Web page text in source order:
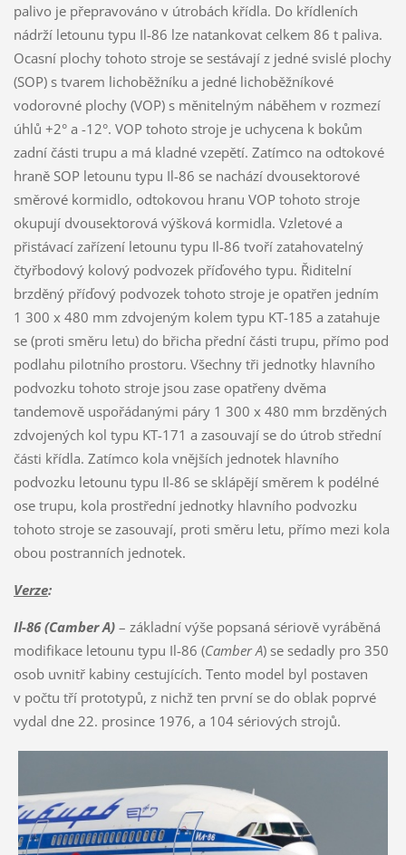
palivo je přepravováno v útrobách křídla. Do křídleních
nádrží letounu typu Il-86 lze natankovat celkem 86 t paliva.
Ocasní plochy tohoto stroje se sestávají z jedné svislé plochy
(SOP) s tvarem lichoběžníku a jedné lichoběžníkové
vodorovné plochy (VOP) s měnitelným náběhem v rozmezí
úhlů +2° a -12°. VOP tohoto stroje je uchycena k bokům
zadní části trupu a má kladné vzepětí. Zatímco na odtokové
hraně SOP letounu typu Il-86 se nachází dvousektorové
směrové kormidlo, odtokovou hranu VOP tohoto stroje
okupují dvousektorová výšková kormidla. Vzletové a
přistávací zařízení letounu typu Il-86 tvoří zatahovatelný
čtyřbodový kolový podvozek příďového typu. Řiditelní
brzděný příďový podvozek tohoto stroje je opatřen jedním
1 300 x 480 mm zdvojeným kolem typu KT-185 a zatahuje
se (proti směru letu) do břicha přední části trupu, přímo pod
podlahu pilotního prostoru. Všechny tři jednotky hlavního
podvozku tohoto stroje jsou zase opatřeny dvěma
tandemově uspořádanými páry 1 300 x 480 mm brzděných
zdvojených kol typu KT-171 a zasouvají se do útrob střední
části křídla. Zatímco kola vnějších jednotek hlavního
podvozku letounu typu Il-86 se sklápějí směrem k podélné
ose trupu, kola prostřední jednotky hlavního podvozku
tohoto stroje se zasouvají, proti směru letu, přímo mezi kola
obou postranních jednotek.
Verze:
Il-86 (Camber A) – základní výše popsaná sériově vyráběná
modifikace letounu typu Il-86 (Camber A) se sedadly pro 350
osob uvnitř kabiny cestujících. Tento model byl postaven
v počtu tří prototypů, z nichž ten první se do oblak poprvé
vydal dne 22. prosince 1976, a 104 sériových strojů.